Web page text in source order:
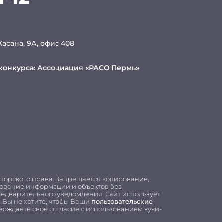
9А, офис 408
Ассоциация «РАСО Пермь»
права. Запрещается копирование,
информации и объектов без
уведомления. Сайт использует
не хотите, чтобы Ваши пользовательские
своё согласие с использованием куки-